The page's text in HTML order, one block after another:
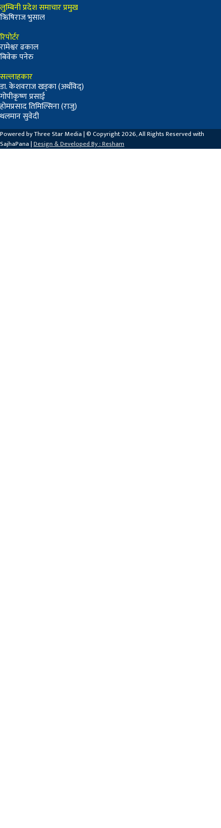
लुम्बिनी प्रदेश समाचार प्रमुख
ऋिषिराज भुसाल
रिपोर्टर
रामेश्वर ढकाल
बिवेक पनेरु
सल्लाहकार
डा. केशवराज खड्का (अर्थविद्)
गोपीकृष्ण प्रसाई
होमप्रसाद तिमिल्सिना (राजु)
थलमान सुवेदी
Powered by Three Star Media | © Copyright 2026, All Rights Reserved with
SajhaPana |Design & Developed By : Resham